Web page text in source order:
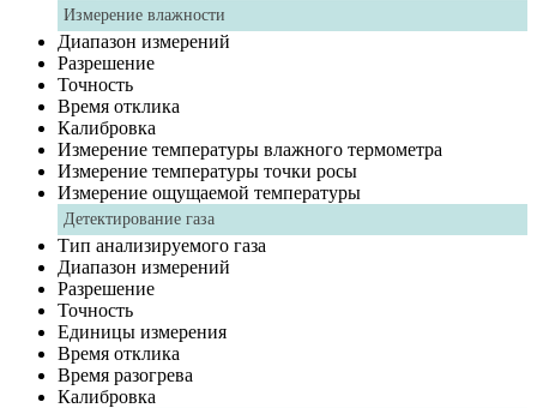
Измерение влажности
Диапазон измерений
Разрешение
Точность
Время отклика
Калибровка
Измерение температуры влажного термометра
Измерение температуры точки росы
Измерение ощущаемой температуры
Детектирование газа
Тип анализируемого газа
Диапазон измерений
Разрешение
Точность
Единицы измерения
Время отклика
Время разогрева
Калибровка